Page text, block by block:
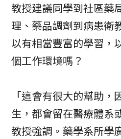
教授建議同學到社區藥
理、藥品調劑到病患衛
以有相當豐富的學習，
個工作環境嗎？
「這會有很大的幫助
生，都會留在醫療體系
教授強調。藥學系所學